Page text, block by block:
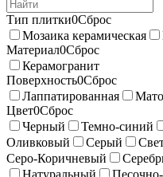
Тип плитки0Сброс
Мозаика керамическая
Материал0Сброс
Керамогранит
Поверхность0Сброс
Лаппатированная
Цвет0Сброс
Черный
Темно-синий
Оливковый
Серый
Серо-Коричневый
Натуральный